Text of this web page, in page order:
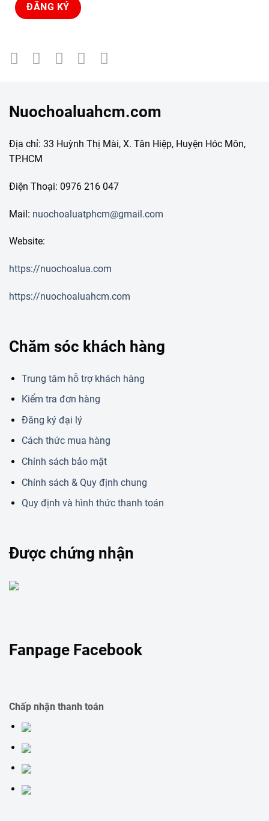
Nuochoaluahcm.com
Địa chỉ: 33 Huỳnh Thị Mài, X. Tân Hiệp, Huyện Hóc Môn,
TP.HCM
Điện Thoại: 0976 216 047
Mail: nuochoaluatphcm@gmail.com
Website:
https://nuochoalua.com
https://nuochoaluahcm.com
Chăm sóc khách hàng
Trung tâm hỗ trợ khách hàng
Kiểm tra đơn hàng
Đăng ký đại lý
Cách thức mua hàng
Chính sách bảo mật
Chính sách & Quy định chung
Quy định và hình thức thanh toán
Được chứng nhận
Fanpage Facebook
Chấp nhận thanh toán